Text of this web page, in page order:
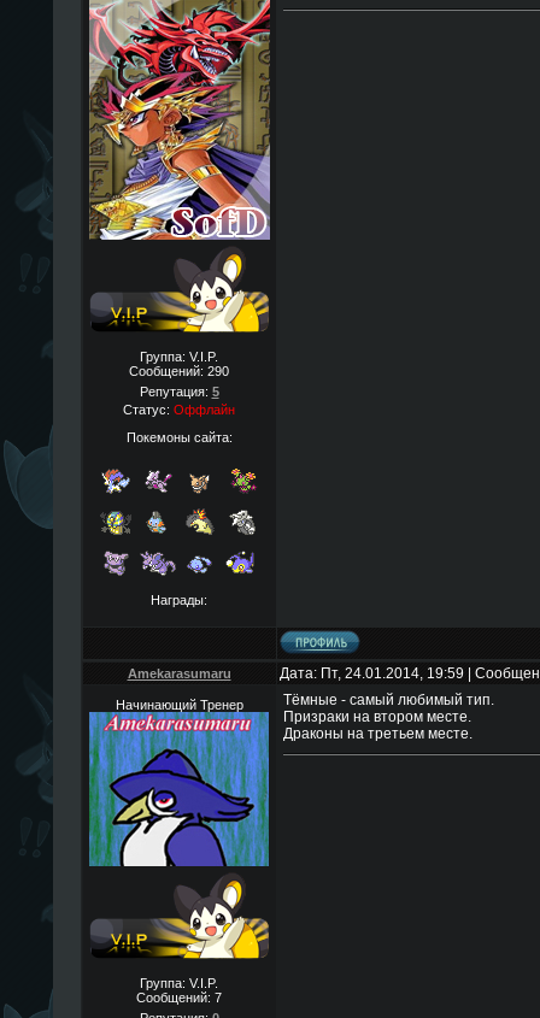
Группа: V.I.P.
Сообщений: 290
Репутация: 5
Статус: Оффлайн
Покемоны сайта:
Награды:
Amekarasumaru Дата: Пт, 24.01.2014, 19:59 |
Начинающий Тренер
Группа: V.I.P.
Сообщений: 7
Тёмные - самый любимый тип.
Призраки на втором месте.
Драконы на третьем месте.